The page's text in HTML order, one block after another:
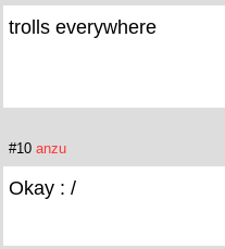
trolls everywhere
#10 anzu
Okay : /